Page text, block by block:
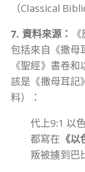
（Classical
7. 資料來源：
包括來自《撒母
《聖經》書卷
該是《撒母耳記
料）：
代上9:1 以
都寫在 《
叛被擄到巴